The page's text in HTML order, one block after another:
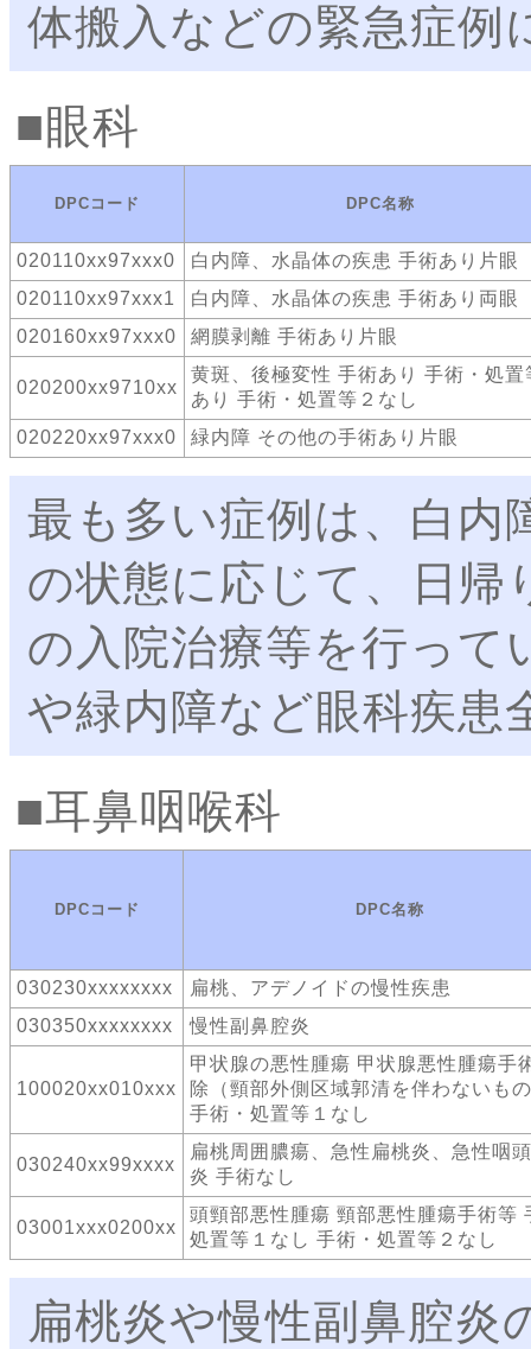
体搬入などの緊急症例
眼科
DPCコード DPC名称
020110xx97xxx0
白内障、水晶体の疾患 手術あり片眼
020110xx97xxx1
白内障、水晶体の疾患 手術あり両眼
020160xx97xxx0
網膜剥離 手術あり片眼
020200xx9710xx
黄斑、後極変性 手術あり 手術・処置
あり 手術・処置等２なし
020220xx97xxx0
緑内障 その他の手術あり片眼
最も多い症例は、白内
の状態に応じて、日帰
の入院治療等を行って
や緑内障など眼科疾患
耳鼻咽喉科
DPCコード DPC名称
030230xxxxxxxx
扁桃、アデノイドの慢性疾患
030350xxxxxxxx
慢性副鼻腔炎
100020xx010xxx
甲状腺の悪性腫瘍 甲状腺悪性腫瘍
除（頸部外側区域郭清を伴わないも
手術・処置等１なし
030240xx99xxxx
扁桃周囲膿瘍、急性扁桃炎、急性咽
炎 手術なし
03001xxx0200xx
頭頸部悪性腫瘍 頸部悪性腫瘍手術等
処置等１なし 手術・処置等２なし
扁桃炎や慢性副鼻腔炎